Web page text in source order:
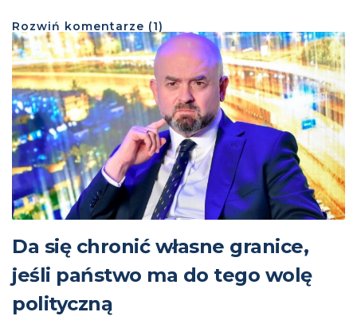
Rozwiń komentarze (1)
Da się chronić własne granice,
jeśli państwo ma do tego wolę
polityczną